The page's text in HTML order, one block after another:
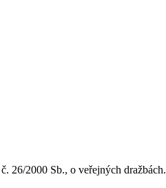
26/2000 Sb., o veřejných dražbách.